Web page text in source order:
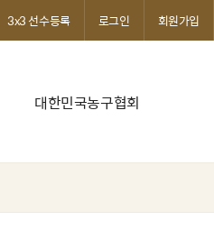
대한민국농구협회
3x3 선수등록 로그인 회원가입